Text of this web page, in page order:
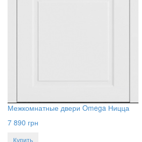
Межкомнатные двери Omega Ницца
7 890 грн
Купить